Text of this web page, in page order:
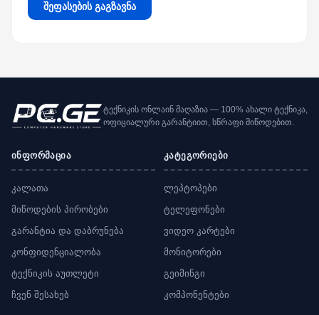
შეფასების გაგზავნა
ტექნიკის ონლაინ მაღაზია — 100% ახალი ტექნიკა,
ოფიციალური გარანტიით, სწრაფი მიწოდებით.
ინფორმაცია
კალათა
მიწოდების პირობები
გარანტია და დაბრუნება
კონფიდენციალობა
ტექნიკის აუთლეტი
ჩვენ შესახებ
კატეგორიები
ლეპტოპები
ტელეფონები
ვიდეო კარტები
მონიტორები
გეიმინგი
კომპონენტები